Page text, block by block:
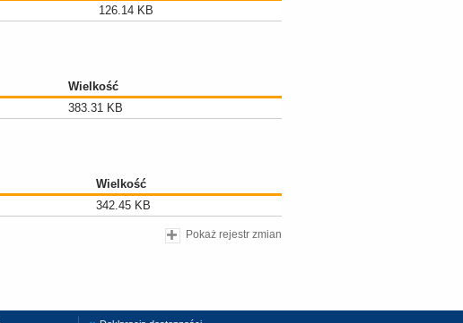
126.14 KB
Wielkość
383.31 KB
Wielkość
342.45 KB
Pokaż rejestr zmian